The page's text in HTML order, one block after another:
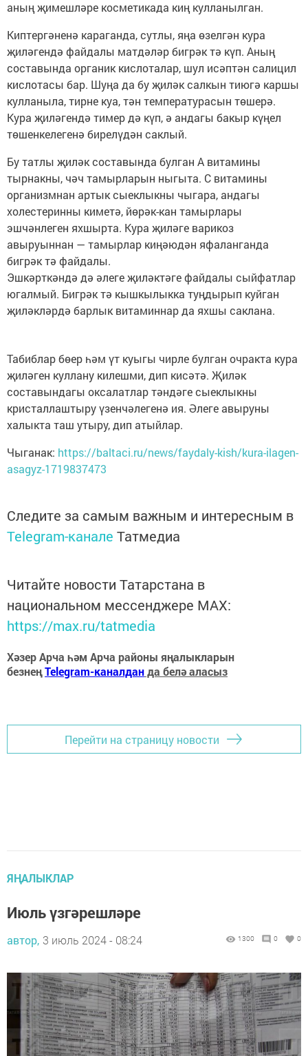
аның җимешләре косметикада киң кулланылган.
Киптергәненә караганда, сутлы, яңа өзелгән кура
җиләгендә файдалы матдәләр бигрәк тә күп. Аның
составында органик кислоталар, шул исәптән салицил
кислотасы бар. Шуңа да бу җиләк салкын тиюгә каршы
кулланыла, тирне куа, тән температурасын төшерә.
Кура җиләгендә тимер дә күп, ә андагы бакыр күңел
төшенкелегенә бирелүдән саклый.
Бу татлы җиләк составында булган А витамины
тырнакны, чәч тамырларын ныгыта. С витамины
организмнан артык сыеклыкны чыгара, андагы
холестеринны киметә, йөрәк-кан тамырлары
эшчәнлеген яхшырта. Кура җиләге варикоз
авыруыннан — тамырлар киңәюдән яфаланганда
бигрәк тә файдалы.
Эшкәрткәндә дә әлеге җиләктәге файдалы сыйфатлар
югалмый. Бигрәк тә кышкылыкка туңдырып куйган
җиләкләрдә барлык витаминнар да яхшы саклана.
Табиблар бөер һәм үт куыгы чирле булган очракта кура
җиләген куллану килешми, дип кисәтә. Җиләк
составындагы оксалатлар тәндәге сыеклыкны
кристаллаштыру үзенчәлегенә ия. Әлеге авыруны
халыкта таш утыру, дип атыйлар.
Чыганак: https://baltaci.ru/news/faydaly-kish/kura-ilagen-
asagyz-1719837473
Следите за самым важным и интересным в
Telegram-канале Татмедиа
Читайте новости Татарстана в
национальном мессенджере MАХ:
https://max.ru/tatmedia
Хәзер Арча һәм Арча районы яңалыкларын
безнеңTelegram-каналданда белә аласыз
Перейти на страницу новости
ЯҢАЛЫКЛАР
Июль үзгәрешләре
автор, 3 июль 2024 - 08:24 1300 0 0